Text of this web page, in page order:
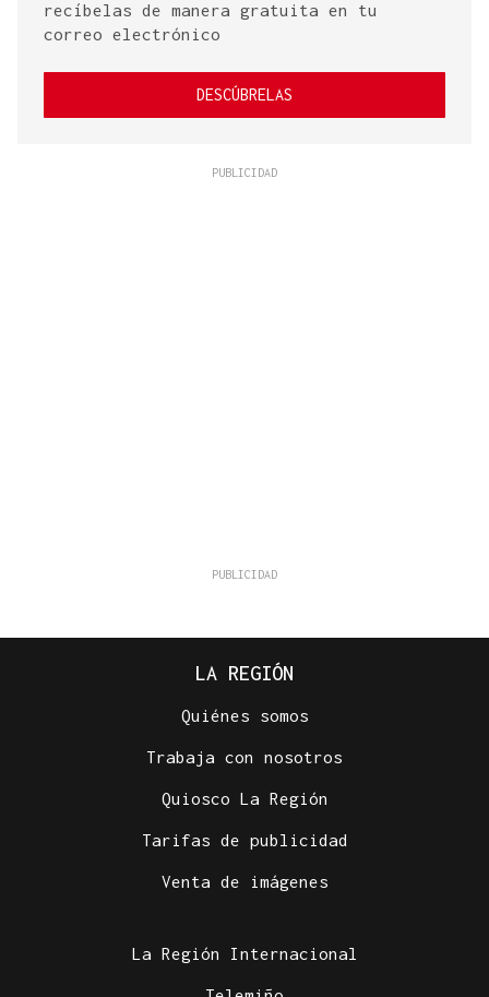
recíbelas de manera gratuita en tu
correo electrónico
DESCÚBRELAS
LA REGIÓN
Quiénes somos
Trabaja con nosotros
Quiosco La Región
Tarifas de publicidad
Venta de imágenes
La Región Internacional